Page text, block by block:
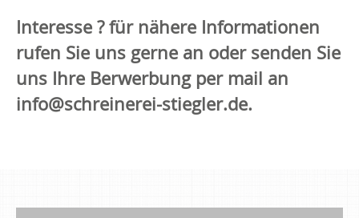
Interesse ?für nähere Informationen
rufen Sie uns gerne an oder senden Sie
uns Ihre Berwerbung per mail an
info@schreinerei-stiegler.de.